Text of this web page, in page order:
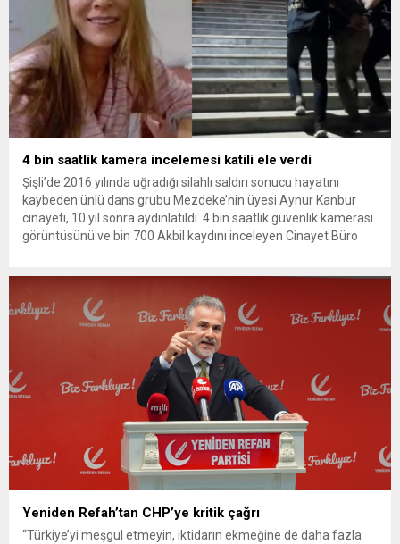
4 bin saatlik kamera incelemesi katili ele verdi
Şişli’de 2016 yılında uğradığı silahlı saldırı sonucu hayatını
kaybeden ünlü dans grubu Mezdeke’nin üyesi Aynur Kanbur
cinayeti, 10 yıl sonra aydınlatıldı. 4 bin saatlik güvenlik kamerası
görüntüsünü ve bin 700 Akbil kaydını inceleyen Cinayet Büro
Yeniden Refah’tan CHP’ye kritik çağrı
“Türkiye’yi meşgul etmeyin, iktidarın ekmeğine de daha fazla